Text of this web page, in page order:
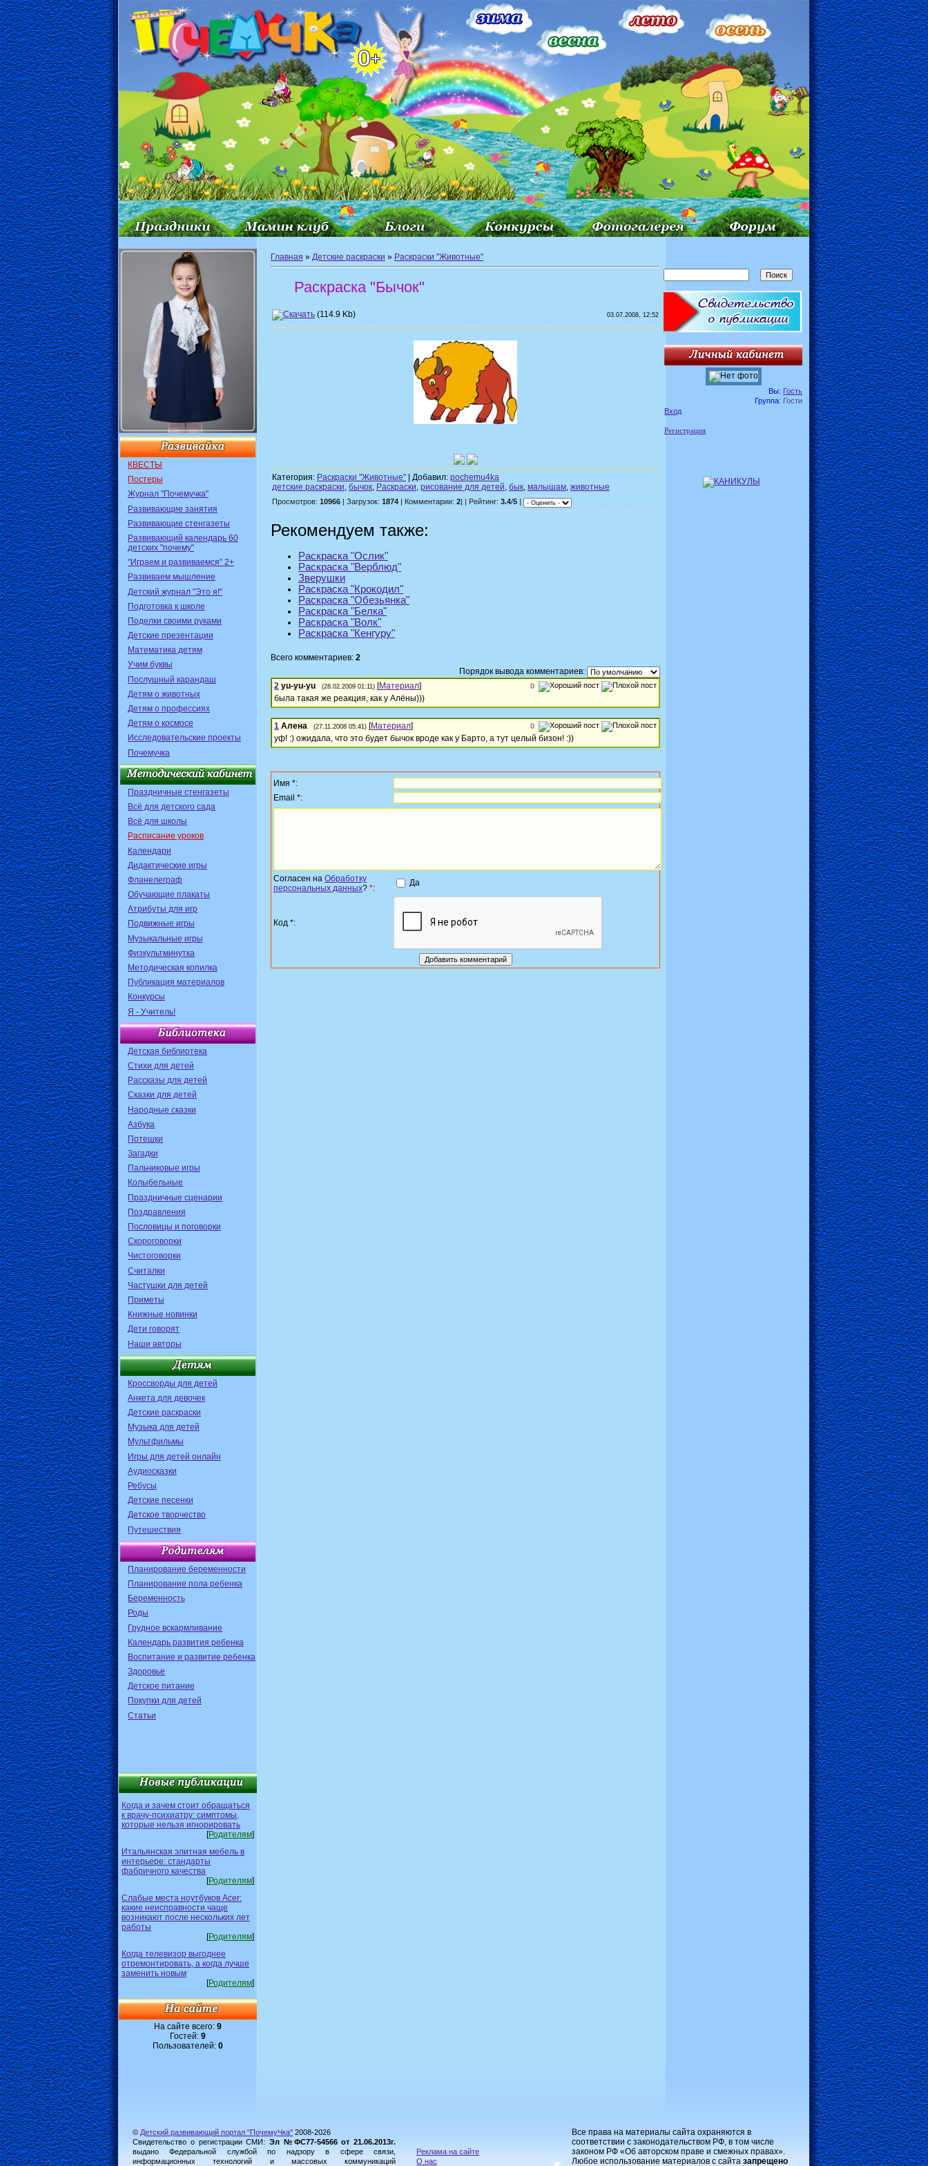
КВЕСТЫ
Постеры
Журнал "Почемучка"
Развивающие занятия
Развивающие стенгазеты
Развивающий календарь 60
детских "почему"
"Играем и развиваемся" 2+
Развиваем мышление
Детский журнал "Это я!"
Подготовка к школе
Поделки своими руками
Детские презентации
Математика детям
Учим буквы
Послушный карандаш
Детям о животных
Детям о профессиях
Детям о космосе
Исследовательские проекты
Почемучка
Праздничные стенгазеты
Всё для детского сада
Всё для школы
Расписание уроков
Календари
Дидактические игры
Фланелеграф
Обучающие плакаты
Атрибуты для игр
Подвижные игры
Музыкальные игры
Физкультминутка
Методическая копилка
Публикация материалов
Конкурсы
Я - Учитель!
Детская библиотека
Стихи для детей
Рассказы для детей
Сказки для детей
Народные сказки
Азбука
Потешки
Загадки
Пальчиковые игры
Колыбельные
Праздничные сценарии
Поздравления
Пословицы и поговорки
Скороговорки
Чистоговорки
Считалки
Частушки для детей
Приметы
Книжные новинки
Дети говорят
Наши авторы
Кроссворды для детей
Анкета для девочек
Детские раскраски
Музыка для детей
Мультфильмы
Игры для детей онлайн
Аудиосказки
Ребусы
Детские песенки
Детское творчество
Путешествия
Планирование беременности
Планирование пола ребенка
Беременность
Роды
Грудное вскармливание
Календарь развития ребенка
Воспитание и развитие ребенка
Здоровье
Детское питание
Покупки для детей
Статьи
Когда и зачем стоит обращаться
к врачу-психиатру: симптомы,
которые нельзя игнорировать
[Родителям]
Итальянская элитная мебель в
интерьере: стандарты
фабричного качества
[Родителям]
Слабые места ноутбуков Acer:
какие неисправности чаще
возникают после нескольких лет
работы
[Родителям]
Когда телевизор выгоднее
отремонтировать, а когда лучше
заменить новым
[Родителям]
На сайте всего: 9
Гостей: 9
Пользователей: 0
Главная » Детские раскраски » Раскраски "Животные"
Раскраска "Бычок"
(114.9 Kb) 03.07.2008, 12:52
Категория: Раскраски "Животные" | Добавил: pochemu4ka
детские раскраски, бычок, Раскраски, рисование для детей, бык, малышам, животные
Просмотров: 10966 | Загрузок: 1874 | Комментарии: 2 | | Рейтинг: 3.4/5
Рекомендуем также:
Раскраска "Ослик"
Раскраска "Верблюд"
Зверушки
Раскраска "Крокодил"
Раскраска "Обезьянка"
Раскраска "Белка"
Раскраска "Волк"
Раскраска "Кенгуру"
Всего комментариев: 2
Порядок вывода комментариев:
0
2 yu-yu-yu (28.02.2009 01:11) [Материал]
была такая же реакция, как у Алёны)))
0
1 Алена (27.11.2008 05:41) [Материал]
уф! :) ожидала, что это будет бычок вроде как у Барто, а тут целый бизон! :))
Имя *:
Email *:
Согласен на Обработку
персональных данных? *:
Да
Код *:
Вы: Гость
Группа: Гости
Вход
Регистрация
© Детский развивающий портал "ПочемуЧка" 2008-2026
Свидетельство о регистрации СМИ: Эл №ФС77-54566 от 21.06.2013г.
выдано Федеральной службой по надзору в сфере связи,
информационных технологий и массовых коммуникаций
Реклама на сайте
О нас
Все права на материалы сайта охраняются в
соответствии с законодательством РФ, в том числе
законом РФ «Об авторском праве и смежных правах».
Любое использование материалов с сайта запрещено